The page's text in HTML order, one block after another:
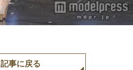
記事に戻る